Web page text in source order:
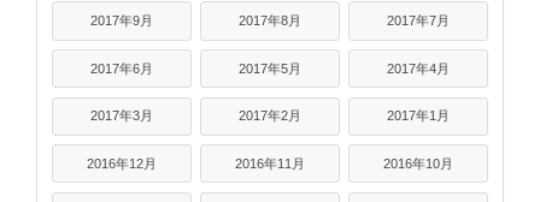
2017年9月 2017年8月 2017年7月
2017年6月 2017年5月 2017年4月
2017年3月 2017年2月 2017年1月
2016年12月 2016年11月 2016年10月